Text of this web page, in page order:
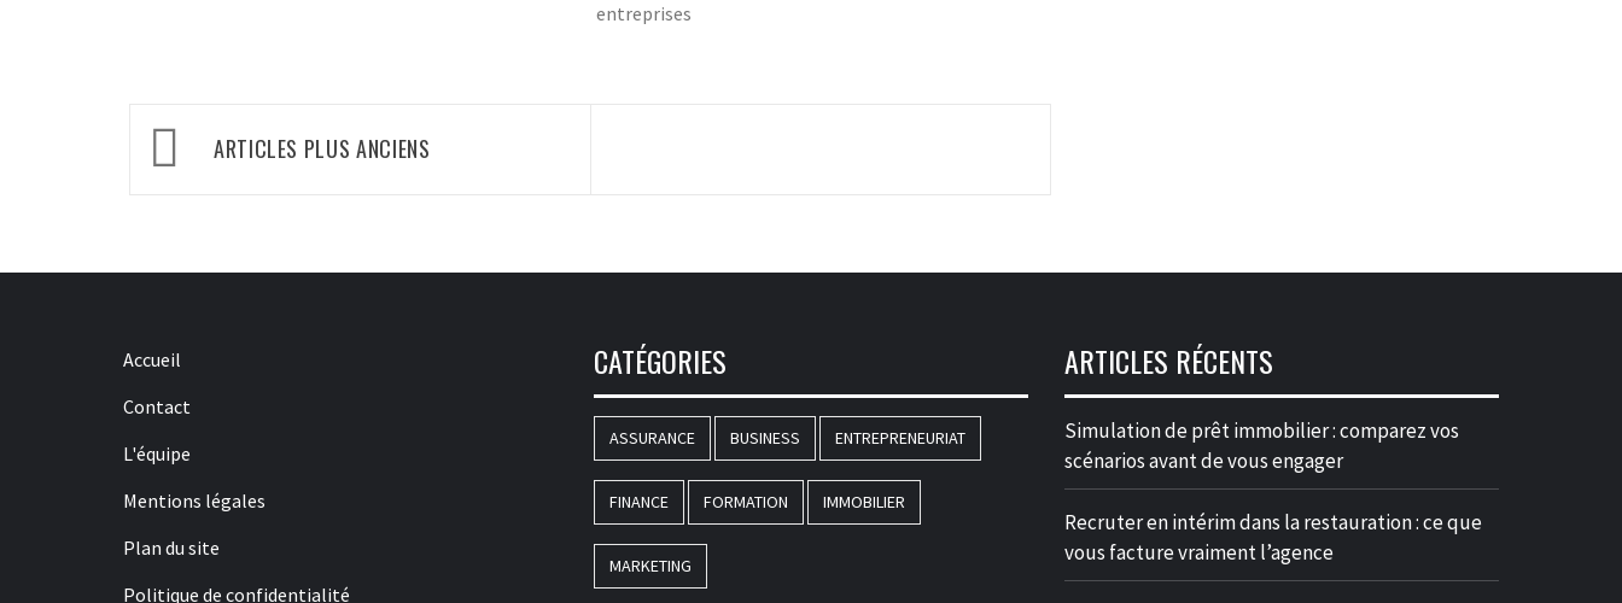
entreprises
Navigation
des ARTICLES PLUS ANCIENS
Accueil
Contact
L'équipe
Mentions légales
Plan du site
Politique de confidentialité
CATÉGORIES
ASSURANCE BUSINESS ENTREPRENEURIAT
FINANCE FORMATION IMMOBILIER
MARKETING
ARTICLES RÉCENTS
Simulation de prêt immobilier : comparez vos
scénarios avant de vous engager
Recruter en intérim dans la restauration : ce que
vous facture vraiment l’agence